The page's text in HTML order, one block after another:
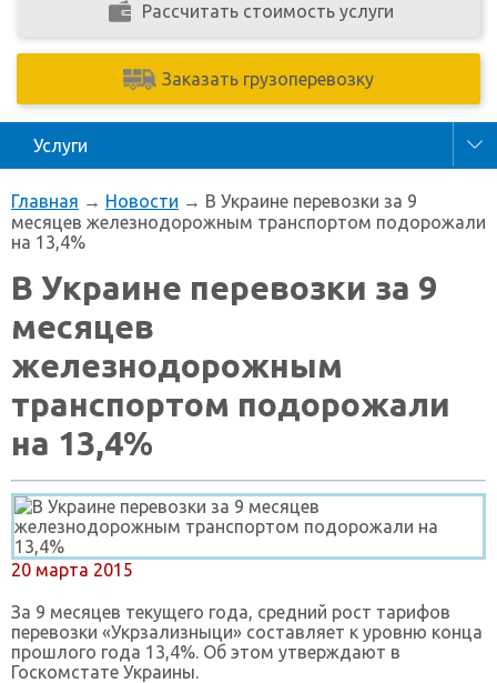
Рассчитать стоимость услуги
Заказать грузоперевозку
Услуги
Главная → Новости → В Украине перевозки за 9
месяцев железнодорожным транспортом подорожали
на 13,4%
В Украине перевозки за 9
месяцев
железнодорожным
транспортом подорожали
на 13,4%
20 марта 2015
За 9 месяцев текущего года, средний рост тарифов
перевозки «Укрзализныци» составляет к уровню конца
прошлого года 13,4%. Об этом утверждают в
Госкомстате Украины.